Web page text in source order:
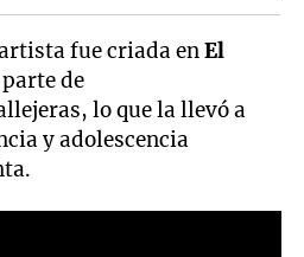
fue criada enEl
de
lo que la llevó a
y adolescencia